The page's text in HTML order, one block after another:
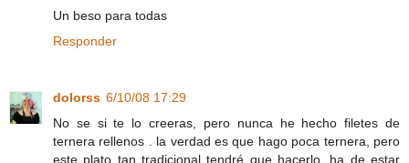
Un beso para todas
Responder
dolorss 6/10/08 17:29
No se si te lo creeras, pero nunca he hecho filetes de
ternera rellenos . la verdad es que hago poca ternera, pero
este plato tan tradicional tendré que hacerlo, ha de estar